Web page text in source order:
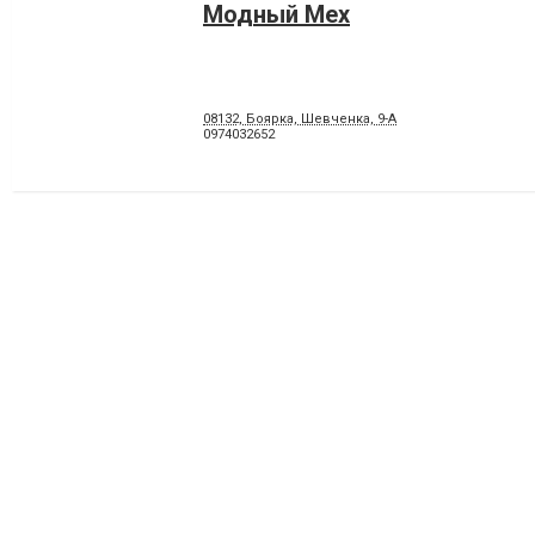
Модный Мех
08132, Боярка, Шевченка, 9-А
0974032652